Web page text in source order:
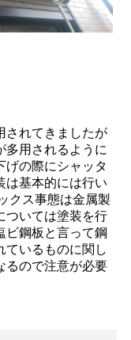
されてきましたが
多用されるように
げの際にシャッタ
は基本的には行い
クス事態は金属製
ついては塗装を行
ビ鋼板と言って鋼
ているものに関し
るので注意が必要